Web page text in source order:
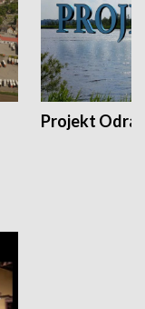
Projekt Odra